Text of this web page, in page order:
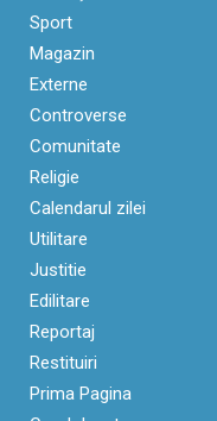
Sport
Magazin
Externe
Controverse
Comunitate
Religie
Calendarul zilei
Utilitare
Justitie
Edilitare
Reportaj
Restituiri
Prima Pagina